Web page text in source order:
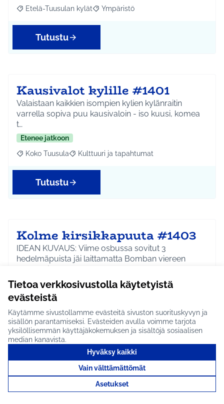
Tietoa verkkosivustolla käytetyistä
evästeistä
Käytämme sivustollamme evästeitä sivuston suorituskyvyn ja
sisällön parantamiseksi. Evästeiden avulla voimme tarjota
yksilöllisemmän käyttäjäkokemuksen ja sisältöjä sosiaalisen
median kanavista.
Hyväksy kaikki
Vain välttämättömät
Asetukset
Rajaa tulokset aihepiirin mukaan: Etelä-Tuusulan kylät
Etelä-Tuusulan kylät Rajaa tulokset teeman mukaan:
Ympäristö
Tutustu
Kausivalot kylille #1401
Valaistaan kaikkien isompien kylien kylänraitin
varrella sopiva puu kausivaloin - iso kuusi, komea
t…
Etenee jatkoon
Rajaa tulokset aihepiirin mukaan: Koko Tuusula
Koko Tuusula Rajaa tulokset teeman mukaan: Kulttuuri ja
Kulttuuri ja tapahtumat
Tutustu
Kolme kirsikkapuuta #1403
IDEAN KUVAUS: Viime osbussa sovitut 3
hedelmäpuista jäi laittamatta Bomban viereen
Kotkapuistoon nyt…
Etenee jatkoon
Rajaa tulokset aihepiirin mukaan: Riihikallio
Riihikallio
Tutustu
Kesätyöntekijöitä
siruetanoiden torjuntaan